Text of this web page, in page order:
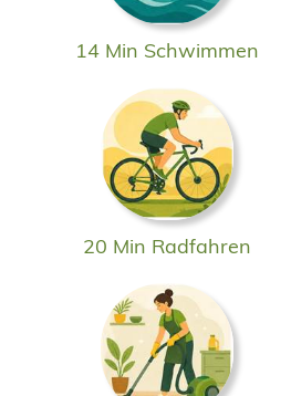
14 Min Schwimmen
20 Min Radfahren